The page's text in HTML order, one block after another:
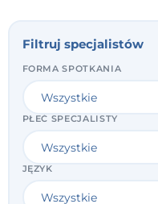
Filtruj specjalistów
FORMA SPOTKANIA
PŁEĆ SPECJALISTY
JĘZYK